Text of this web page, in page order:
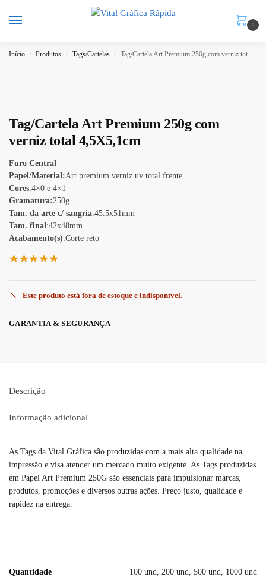
0
Início / Produtos / Tags/Cartelas / Tag/Cartela Art Premium 250g com verniz total 4,5X5,1cm
Tag/Cartela Art Premium 250g com
verniz total 4,5X5,1cm
Furo Central
Papel/Material:Art premium verniz uv total frente
Cores:4×0 e 4×1
Gramatura:250g
Tam. da arte c/ sangria:45.5x51mm
Tam. final:42x48mm
Acabamento(s):Corte reto
Este produto está fora de estoque e indisponível.
GARANTIA & SEGURANÇA
Descrição
Informação adicional
As Tags da Vital Gráfica são produzidas com a mais alta qualidade na
impressão e visa atender um mercado muito exigente. As Tags produzidas
em Papel Art Premium 250G são essenciais para impulsionar marcas,
produtos, promoções e diversos outras ações. Preço justo, qualidade e
rapidez na entrega.
Quantidade 100 und, 200 und, 500 und, 1000 und